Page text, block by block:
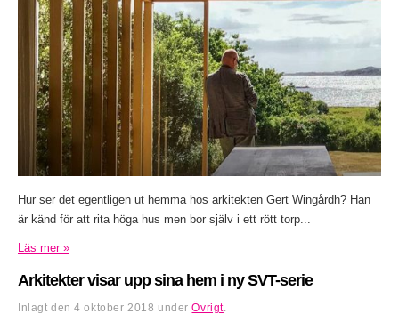
Hur ser det egentligen ut hemma hos arkitekten Gert Wingårdh? Han
är känd för att rita höga hus men bor själv i ett rött torp...
Läs mer »
Arkitekter visar upp sina hem i ny SVT-serie
Inlagt den4 oktober 2018 underÖvrigt.